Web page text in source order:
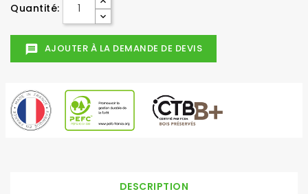
Quantité:
message AJOUTER À LA DEMANDE DE DEVIS
DESCRIPTION